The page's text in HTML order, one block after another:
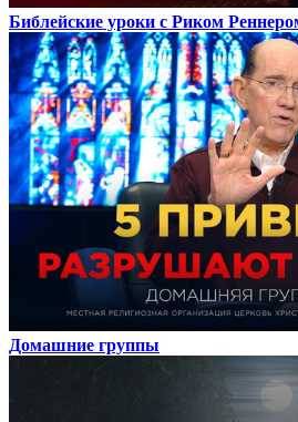
Библейские уроки с Риком
Домашние группы